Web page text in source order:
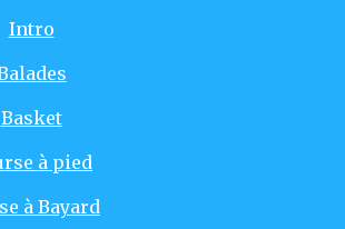
Intro
Basket
à pied
à Bayard